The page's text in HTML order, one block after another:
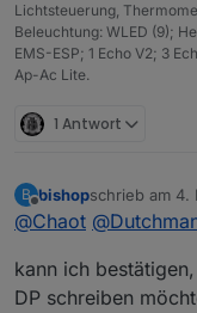
Lichtsteuerung,
Beleuchtung: WLED (9);
EMS-ESP; 1 Echo V2; 3
Ap-Ac Lite.
1 Antwort
B
Offline
bishopschrieb am 4.
zuletzt editiert
@Chaot @
kann ich
DP schreiben